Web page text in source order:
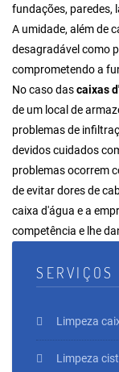
fundações, paredes,
A umidade, além de
desagradável como
comprometendo a
No caso dascaixas
de um local de
problemas de
devidos cuidados
problemas ocorrem
de evitar dores de
caixa d'água e a
competência e lhe
SERVIÇOS
Limpeza
Limpeza